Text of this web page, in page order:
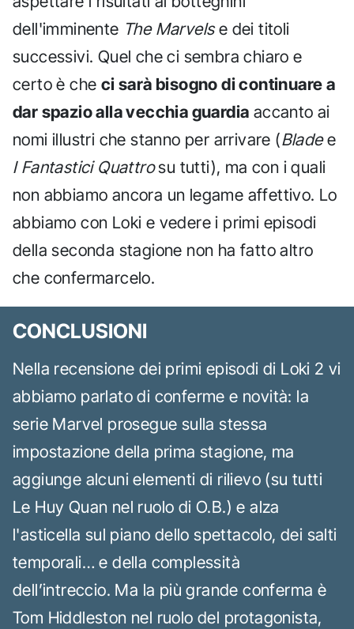
dell'imminente The Marvelse dei titoli
successivi. Quel che ci sembra chiaro e
certo è che ci sarà bisogno di continuare a
dar spazio alla vecchia guardia accanto ai
nomi illustri che stanno per arrivare (Bladee
I Fantastici Quattrosu tutti), ma con i quali
non abbiamo ancora un legame affettivo. Lo
abbiamo con Loki e vedere i primi episodi
della seconda stagione non ha fatto altro
che confermarcelo.
CONCLUSIONI
Nella recensione dei primi episodi di Loki 2 vi
abbiamo parlato di conferme e novità: la
serie Marvel prosegue sulla stessa
impostazione della prima stagione, ma
aggiunge alcuni elementi di rilievo (su tutti
Le Huy Quan nel ruolo di O.B.) e alza
l'asticella sul piano dello spettacolo, dei salti
temporali… e della complessità
dell’intreccio. Ma la più grande conferma è
Tom Hiddleston nel ruolo del protagonista,